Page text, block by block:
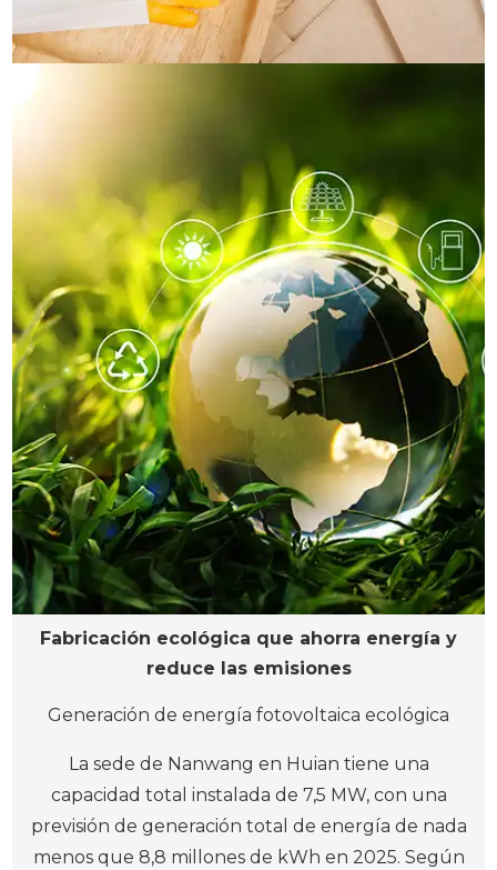
Fabricación ecológica que ahorra energía y
reduce las emisiones
Generación de energía fotovoltaica ecológica
La sede de Nanwang en Huian tiene una
capacidad total instalada de 7,5 MW, con una
previsión de generación total de energía de nada
menos que 8,8 millones de kWh en 2025. Según